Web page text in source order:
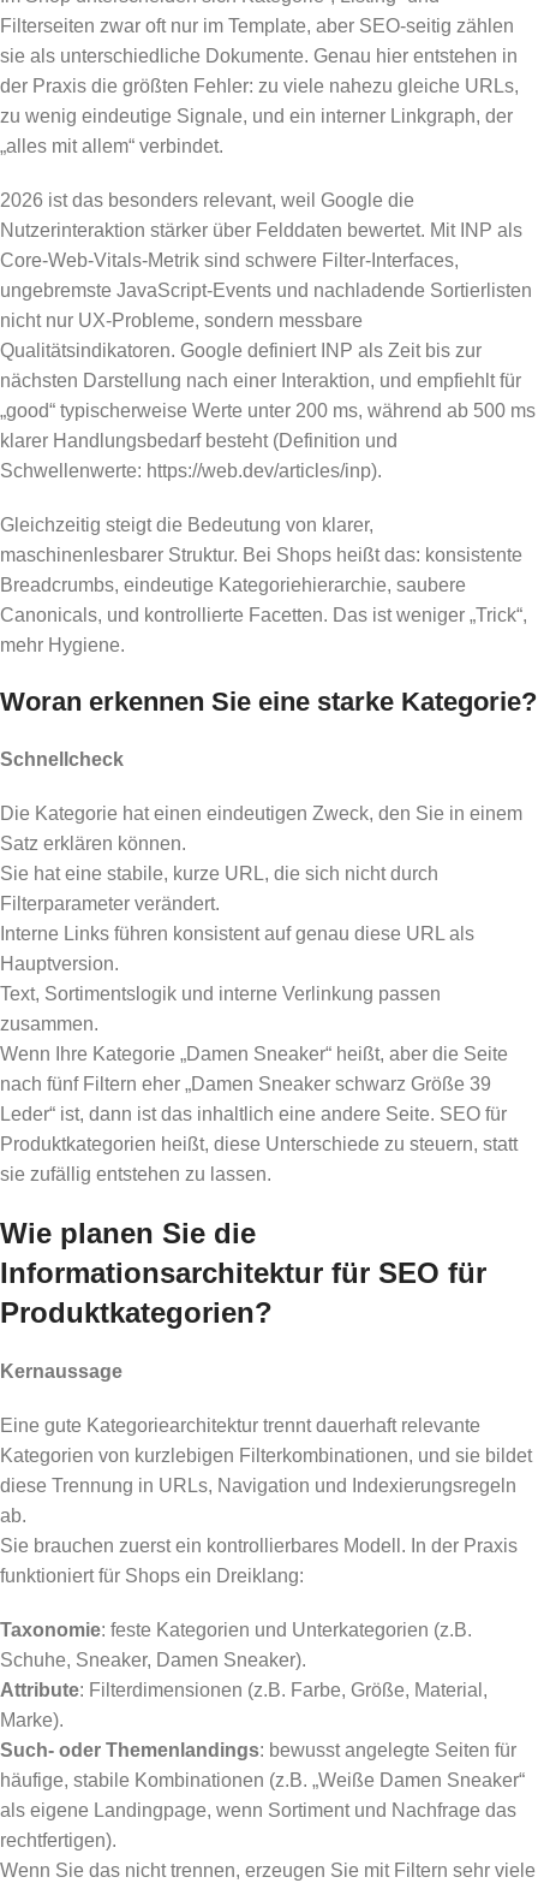
Filterseiten zwar oft nur im Template, aber SEO-seitig zählen
sie als unterschiedliche Dokumente. Genau hier entstehen in
der Praxis die größten Fehler: zu viele nahezu gleiche URLs,
zu wenig eindeutige Signale, und ein interner Linkgraph, der
„alles mit allem“ verbindet.
2026 ist das besonders relevant, weil Google die
Nutzerinteraktion stärker über Felddaten bewertet. Mit INP als
Core-Web-Vitals-Metrik sind schwere Filter-Interfaces,
ungebremste JavaScript-Events und nachladende Sortierlisten
nicht nur UX-Probleme, sondern messbare
Qualitätsindikatoren. Google definiert INP als Zeit bis zur
nächsten Darstellung nach einer Interaktion, und empfiehlt für
„good“ typischerweise Werte unter 200 ms, während ab 500 ms
klarer Handlungsbedarf besteht (Definition und
Schwellenwerte: https://web.dev/articles/inp).
Gleichzeitig steigt die Bedeutung von klarer,
maschinenlesbarer Struktur. Bei Shops heißt das: konsistente
Breadcrumbs, eindeutige Kategoriehierarchie, saubere
Canonicals, und kontrollierte Facetten. Das ist weniger „Trick“,
mehr Hygiene.
Woran erkennen Sie eine starke Kategorie?
Schnellcheck
Die Kategorie hat einen eindeutigen Zweck, den Sie in einem
Satz erklären können.
Sie hat eine stabile, kurze URL, die sich nicht durch
Filterparameter verändert.
Interne Links führen konsistent auf genau diese URL als
Hauptversion.
Text, Sortimentslogik und interne Verlinkung passen
zusammen.
Wenn Ihre Kategorie „Damen Sneaker“ heißt, aber die Seite
nach fünf Filtern eher „Damen Sneaker schwarz Größe 39
Leder“ ist, dann ist das inhaltlich eine andere Seite. SEO für
Produktkategorien heißt, diese Unterschiede zu steuern, statt
sie zufällig entstehen zu lassen.
Wie planen Sie die
Informationsarchitektur für SEO für
Produktkategorien?
Kernaussage
Eine gute Kategoriearchitektur trennt dauerhaft relevante
Kategorien von kurzlebigen Filterkombinationen, und sie bildet
diese Trennung in URLs, Navigation und Indexierungsregeln
ab.
Sie brauchen zuerst ein kontrollierbares Modell. In der Praxis
funktioniert für Shops ein Dreiklang:
Taxonomie: feste Kategorien und Unterkategorien (z.B.
Schuhe, Sneaker, Damen Sneaker).
Attribute: Filterdimensionen (z.B. Farbe, Größe, Material,
Marke).
Such- oder Themenlandings: bewusst angelegte Seiten für
häufige, stabile Kombinationen (z.B. „Weiße Damen Sneaker“
als eigene Landingpage, wenn Sortiment und Nachfrage das
rechtfertigen).
Wenn Sie das nicht trennen, erzeugen Sie mit Filtern sehr viele